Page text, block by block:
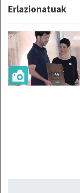
Erlazionatuak